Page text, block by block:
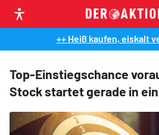
++ Heiß kaufen, eiskalt
Top-Einstiegschance
Stock startet gerade in